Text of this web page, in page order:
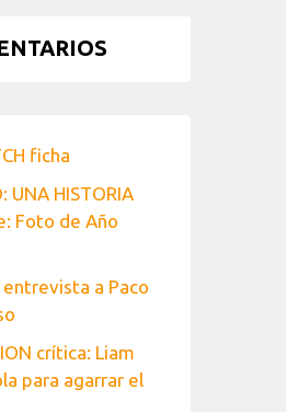
ficha
UNA HISTORIA
Foto de Año
entrevista a Paco
crítica: Liam
para agarrar el